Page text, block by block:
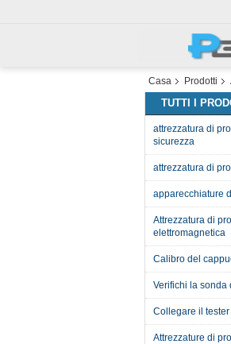
Casa Prodotti
TUTTI I
attrezzatura di
sicurezza
attrezzatura di
apparecchiature
Attrezzatura di
elettromagnetica
Calibro del
Verifichi la sonda
Collegare il
Attrezzature di